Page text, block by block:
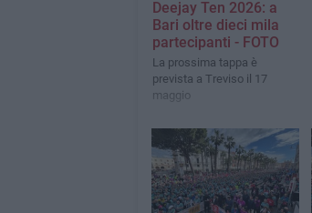
Deejay Ten 2026: a
Bari oltre dieci mila
partecipanti - FOTO
La prossima tappa è
prevista a Treviso il 17
maggio